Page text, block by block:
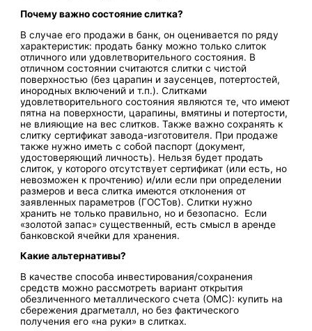
Почему важно состояние слитка?
В случае его продажи в банк, он оценивается по ряду
характеристик: продать банку можно только слиток
отличного или удовлетворительного состояния. В
отличном состоянии считаются слитки с чистой
поверхностью (без царапин и заусенцев, потертостей,
инородных включений и т.п.). Слитками
удовлетворительного состояния являются те, что имеют
пятна на поверхности, царапины, вмятины и потертости,
не влияющие на вес слитков. Также важно сохранять к
слитку сертификат завода-изготовителя. При продаже
также нужно иметь с собой паспорт (документ,
удостоверяющий личность). Нельзя будет продать
слиток, у которого отсутствует сертификат (или есть, но
невозможен к прочтению) и/или если при определении
размеров и веса слитка имеются отклонения от
заявленных параметров (ГОСТов). Слитки нужно
хранить не только правильно, но и безопасно. Если
«золотой запас» существенный, есть смысл в аренде
банковской ячейки для хранения.
Какие альтернативы?
В качестве способа инвестирования/сохранения
средств можно рассмотреть вариант открытия
обезличенного металлического счета (ОМС): купить на
сбережения драгметалл, но без фактического
получения его «на руки» в слитках.